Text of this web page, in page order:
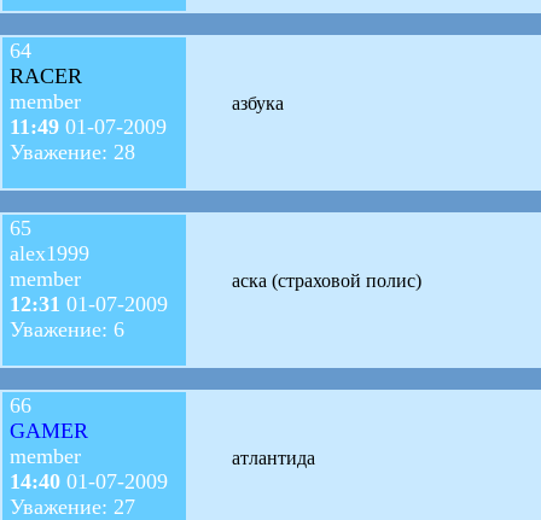
64
RACER
member
11:49 01-07-2009
Уважение: 28
азбука
65
alex1999
member
12:31 01-07-2009
Уважение: 6
аска (страховой полис)
66
GAMER
member
14:40 01-07-2009
Уважение: 27
атлантида